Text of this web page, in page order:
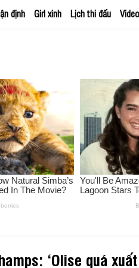
định Girl xinh Lịch thi đấu
‘Olise quá